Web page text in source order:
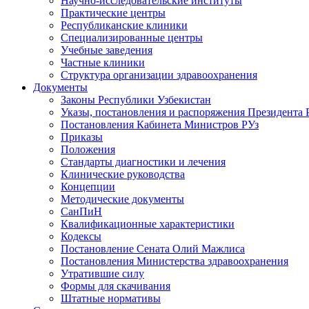
Практические центры
Республиканские клиники
Специализированные центры
Учебные заведения
Частные клиники
Структура организации здравоохранения
Документы
Законы Республики Узбекистан
Указы, постановления и распоряжения Президента
Постановления Кабинета Министров РУз
Приказы
Положения
Стандарты диагностики и лечения
Клинические руководства
Концепции
Методические документы
СанПиН
Квалификационные характеристики
Кодексы
Постановление Сената Олий Мажлиса
Постановления Министерства здравоохранения
Утратившие силу
Формы для скачивания
Штатные нормативы